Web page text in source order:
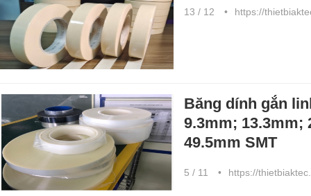
13 / 12 https://
Băng dính gắn
9.3mm; 13.3mm;
49.5mm SMT
5 / 11 https://